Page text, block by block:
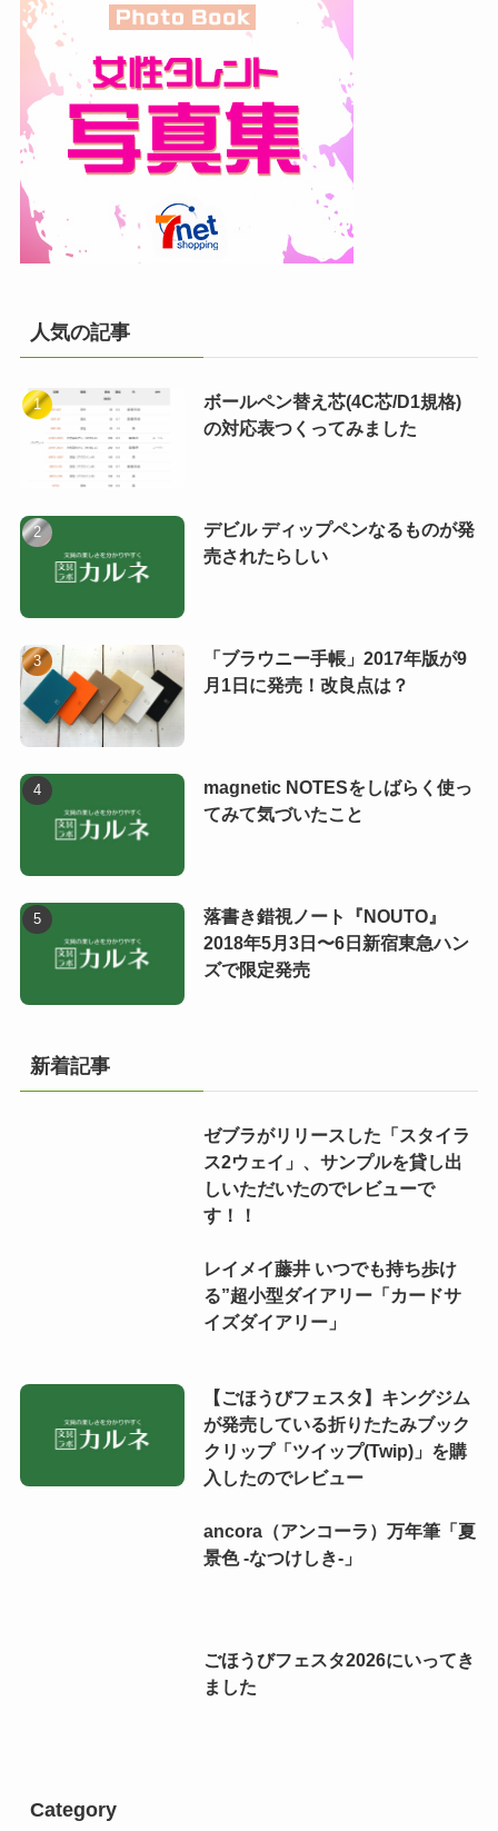
人気の記事
ボールペン替え芯(4C芯/D1規格)
の対応表つくってみました
デビル ディップペンなるものが発
売されたらしい
「ブラウニー手帳」2017年版が9
月1日に発売！改良点は？
magnetic NOTESをしばらく使っ
てみて気づいたこと
落書き錯視ノート『NOUTO』
2018年5月3日〜6日新宿東急ハン
ズで限定発売
新着記事
ゼブラがリリースした「スタイラ
ス2ウェイ」、サンプルを貸し出
しいただいたのでレビューで
す！！
レイメイ藤井 いつでも持ち歩け
る”超小型ダイアリー「カードサ
イズダイアリー」
【ごほうびフェスタ】キングジム
が発売している折りたたみブック
クリップ「ツイップ(Twip)」を購
入したのでレビュー
ancora（アンコーラ）万年筆「夏
景色 -なつけしき-」
ごほうびフェスタ2026にいってき
ました
Category